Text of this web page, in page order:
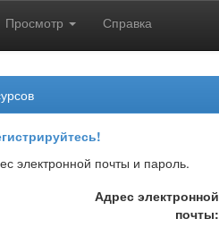
Просмотр Справка
электронной почты и пароль.
Адрес электронной
почты: